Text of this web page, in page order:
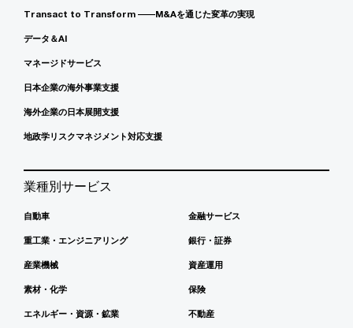
Transact to Transform ――M&Aを通じた変革の実現
データ＆AI
マネージドサービス
日本企業の海外事業支援
海外企業の日本展開支援
地政学リスクマネジメント対応支援
業種別サービス
自動車
重工業・エンジニアリング
産業機械
素材・化学
エネルギー・資源・鉱業
金融サービス
銀行・証券
資産運用
保険
不動産